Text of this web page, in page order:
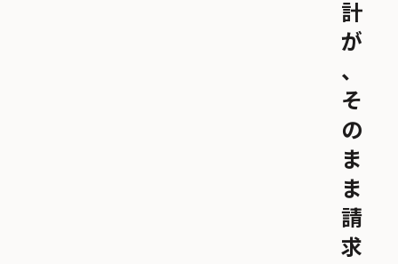
計
が
、
そ
の
ま
ま
請
求